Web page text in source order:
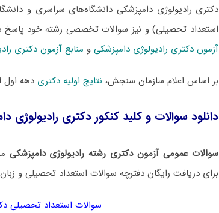
دکتری رادیولوژی دامپزشکی دانشگاه‌های سراسری و
استعداد تحصیلی) و نیز سوالات تخصصی رشته خود
آزمون دکتری رادیولوژی دامپزشکیو منابع آزمون دکتری
بر اساس اعلام سازمان سنجش، نتایج اولیه دکتری دهه اول
دانلود سوالات و کلید کنکور دکتری رادیولوژی
سوالات عمومی آزمون دکتری رشته رادیولوژی دامپزشکی
برای دریافت رایگان دفترچه سوالات استعداد تحصیلی و
سوالات استعداد تحصیلی